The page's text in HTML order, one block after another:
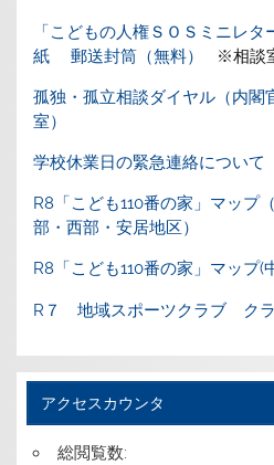
「こどもの人権ＳＯＳミニレタ
紙
郵送封筒（無料） ※相談
孤独・孤立相談ダイヤル（内閣
室）
学校休業日の緊急連絡について
R8「こども110番の家」マップ
部・西部・安居地区）
R8「こども110番の家」マップ(
R７ 地域スポーツクラブ ク
アクセスカウンタ
総閲覧数: